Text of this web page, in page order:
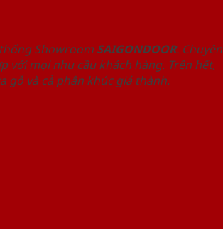
Showroom SAIGONDOOR. Chuyên
với mọi nhu cầu khách hàng. Trên hết,
gỗ và cả phân khúc giá thành.